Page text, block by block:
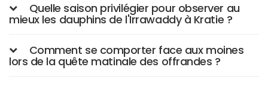
Quelle saison privilégier pour observer au
mieux les dauphins de l'Irrawaddy à Kratie ?
Comment se comporter face aux moines
lors de la quête matinale des offrandes ?